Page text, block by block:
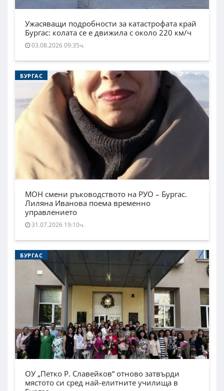
Ужасяващи подробности за катастрофата край
Бургас: колата се е движила с около 220 км/ч
03.08.2026 09:35ч.
БУРГАС
МОН смени ръководството на РУО – Бургас.
Лиляна Иванова поема временно
управлението
31.07.2026 19:10ч.
БУРГАС
ОУ „Петко Р. Славейков“ отново затвърди
мястото си сред най-елитните училища в